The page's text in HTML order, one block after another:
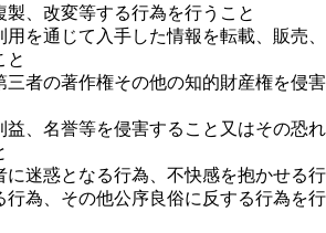
製、改変等する行為を行うこと
用を通じて入手した情報を転載、販売、
と
三者の著作権その他の知的財産権を侵害
益、名誉等を侵害すること又はその恐れ
に迷惑となる行為、不快感を抱かせる行
行為、その他公序良俗に反する行為を行